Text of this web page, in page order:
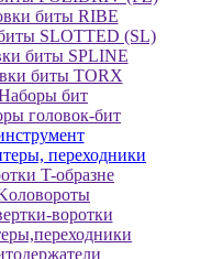
биты RIBE
SLOTTED (SL)
биты SPLINE
биты TORX
бит
головок-бит
переходники
T-oбpaзне
вopoтки